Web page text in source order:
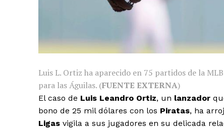
Luis L. Ortiz ha aparecido en 75 partidos de la
para las Águilas. (FUENTE EXTERNA)
El caso de Luis Leandro Ortiz, un lanzador
bono de 25 mil dólares con los Piratas, ha
Ligas vigila a sus jugadores en su delicada